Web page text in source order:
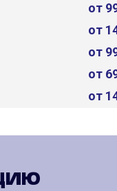
от
от
от
от
от